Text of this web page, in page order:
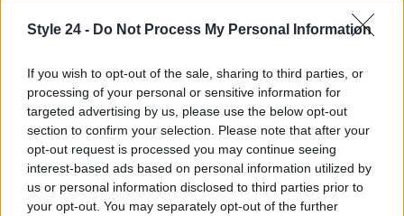
Style 24 - Do Not Process My Personal Information
If you wish to opt-out of the sale, sharing to third parties, or
processing of your personal or sensitive information for
targeted advertising by us, please use the below opt-out
section to confirm your selection. Please note that after your
opt-out request is processed you may continue seeing
interest-based ads based on personal information utilized by
us or personal information disclosed to third parties prior to
your opt-out. You may separately opt-out of the further
eterno: la diva fa la moda e la moda fa la diva. Non
crederai mai a quanto possa essere profondo
questo legame!<\/p>
AUTORE
Staff